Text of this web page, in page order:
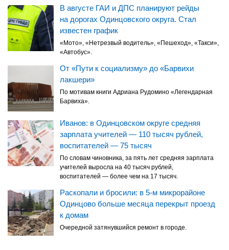
В августе ГАИ и ДПС планируют рейды
на дорогах Одинцовского округа. Стал
известен график
«Мото», «Нетрезвый водитель», «Пешеход», «Такси»,
«Автобус».
От «Пути к социализму» до «Барвихи
лакшери»
По мотивам книги Адриана Рудомино «Легендарная
Барвиха».
Иванов: в Одинцовском округе средняя
зарплата учителей — 110 тысяч рублей,
воспитателей — 75 тысяч
По словам чиновника, за пять лет средняя зарплата
учителей выросла на 40 тысяч рублей,
воспитателей — более чем на 17 тысяч.
Раскопали и бросили: в 5-м микрорайоне
Одинцово больше месяца перекрыт проезд
к домам
Очередной затянувшийся ремонт в городе.